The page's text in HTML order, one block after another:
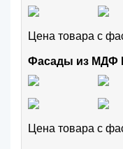
Цена товара с
Фасады из МДФ
Цена товара с